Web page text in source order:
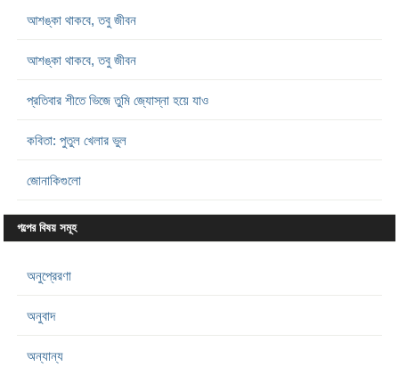
আশঙ্কা থাকবে, তবু জীবন
আশঙ্কা থাকবে, তবু জীবন
প্রতিবার শীতে ভিজে তুমি জ্যোস্না হয়ে যাও
কবিতা: পুতুল খেলার ভুল
জোনাকিগুলো
গল্পের বিষয় সমূহ
অনুপ্রেরণা
অনুবাদ
অন্যান্য